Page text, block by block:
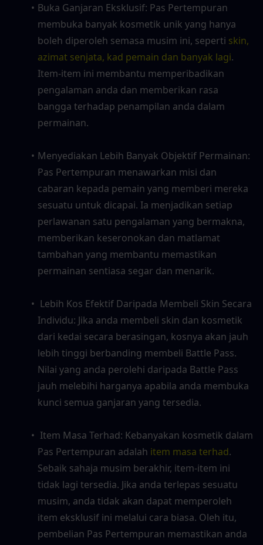
Buka Ganjaran Eksklusif: Pas Pertempuran
membuka banyak kosmetik unik yang hanya
boleh diperoleh semasa musim ini, seperti skin,
azimat senjata, kad pemain dan banyak lagi.
Item-item ini membantu memperibadikan
pengalaman anda dan memberikan rasa
bangga terhadap penampilan anda dalam
permainan.
Menyediakan Lebih Banyak Objektif Permainan:
Pas Pertempuran menawarkan misi dan
cabaran kepada pemain yang memberi mereka
sesuatu untuk dicapai. Ia menjadikan setiap
perlawanan satu pengalaman yang bermakna,
memberikan keseronokan dan matlamat
tambahan yang membantu memastikan
permainan sentiasa segar dan menarik.
Lebih Kos Efektif Daripada Membeli Skin Secara
Individu: Jika anda membeli skin dan kosmetik
dari kedai secara berasingan, kosnya akan jauh
lebih tinggi berbanding membeli Battle Pass.
Nilai yang anda perolehi daripada Battle Pass
jauh melebihi harganya apabila anda membuka
kunci semua ganjaran yang tersedia.
Item Masa Terhad: Kebanyakan kosmetik dalam
Pas Pertempuran adalah item masa terhad.
Sebaik sahaja musim berakhir, item-item ini
tidak lagi tersedia. Jika anda terlepas sesuatu
musim, anda tidak akan dapat memperoleh
item eksklusif ini melalui cara biasa. Oleh itu,
pembelian Pas Pertempuran memastikan anda